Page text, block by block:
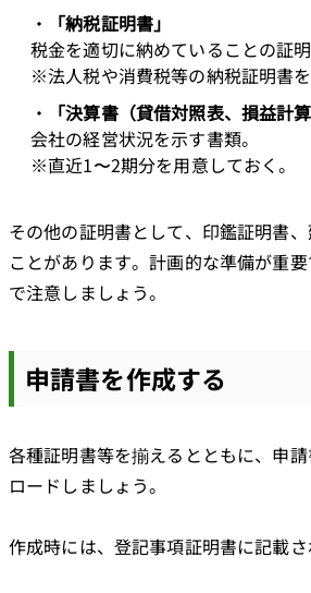
「納税証明書」
税金を適切に納めていることの証明
※法人税や消費税等の納税証明書
「決算書（貸借対照表、損益計算
会社の経営状況を示す書類。
※直近1〜2期分を用意しておく。
その他の証明書として、印鑑証明書
ことがあります。計画的な準備が重
で注意しましょう。
申請書を作成する
各種証明書等を揃えるとともに、申
ロードしましょう。
作成時には、登記事項証明書に記載